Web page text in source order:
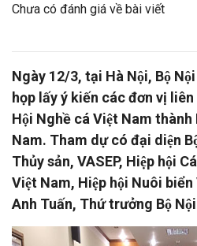
Chưa có đánh giá về bài viết
Ngày 12/3, tại Hà Nội, Bộ
họp lấy ý kiến các đơn vị
Hội Nghề cá Việt Nam thành
Nam. Tham dự có đại diện
Thủy sản, VASEP, Hiệp hội
Việt Nam, Hiệp hội Nuôi
Anh Tuấn, Thứ trưởng Bộ